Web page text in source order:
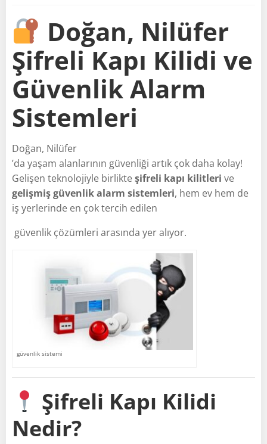
Doğan, Nilüfer
Şifreli Kapı Kilidi ve
Güvenlik Alarm
Sistemleri
Doğan, Nilüfer
’da yaşam alanlarının güvenliği artık çok daha kolay!
Gelişen teknolojiyle birlikteşifreli kapı kilitleri ve
gelişmiş güvenlik alarm sistemleri, hem ev hem de
iş yerlerinde en çok tercih edilen
güvenlik çözümleri arasında yer alıyor.
güvenlik sistemi
Şifreli Kapı Kilidi
Nedir?